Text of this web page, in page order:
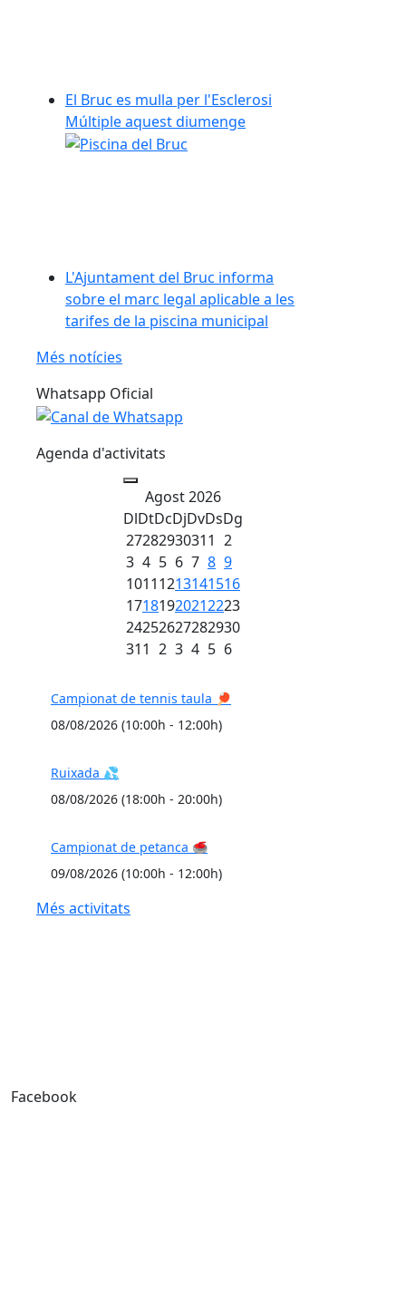
El Bruc es mulla per l'Esclerosi
Múltiple aquest diumenge
L'Ajuntament del Bruc informa
sobre el marc legal aplicable a les
tarifes de la piscina municipal
Més notícies
Whatsapp Oficial
Agenda d'activitats
Agost 2026
DlDtDcDjDvDsDg
27282930311 2
3 4 5 6 7 8 9
10111213141516
17181920212223
24252627282930
311 2 3 4 5 6
Campionat de tennis taula 🏓
08/08/2026 (10:00h - 12:00h)
Ruixada 💦
08/08/2026 (18:00h - 20:00h)
Campionat de petanca 🥌
09/08/2026 (10:00h - 12:00h)
Més activitats
Facebook